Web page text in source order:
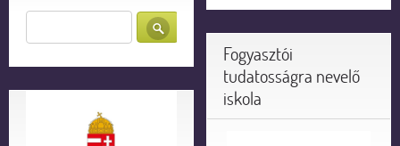
Fogyasztói
tudatosságra nevelő
iskola